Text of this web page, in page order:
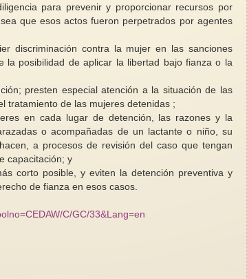
para prevenir y proporcionar recursos por
que esos actos fueron perpetrados por agentes
discriminación contra la mujer en las sanciones
la posibilidad de aplicar la libertad bajo fianza o la
presten especial atención a la situación de las
tratamiento de las mujeres detenidas ;
en cada lugar de detención, las razones y la
o acompañadas de un lactante o niño, su
a procesos de revisión del caso que tengan
capacitación; y
corto posible, y eviten la detención preventiva y
de fianza en esos casos.
C/GC/33&Lang=en